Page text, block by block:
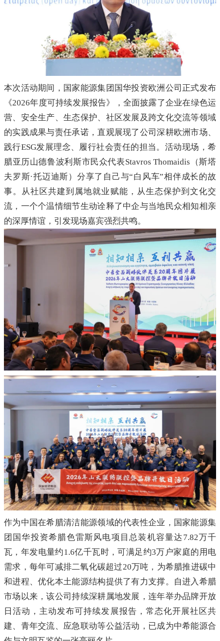
本次活动期间，国家能源集团国华投资欧洲公司正式发布
《2026年度可持续发展报告》，全面披露了企业在绿色运
营、安全生产、生态保护、社区发展及跨文化交流等领域
的实践成果与责任承诺，直观展现了公司深耕欧洲市场、
践行ESG发展理念、履行社会责任的担当。活动现场，希
腊亚历山德鲁波利斯市民众代表Stavros Thomaidis（斯塔
夫罗斯·托迈迪斯）分享了自己与“白风车”相伴成长的故
事。从社区共建到属地就业赋能，从生态保护到文化交
流，一个个温情细节生动诠释了中企与当地民众相知相亲
的深厚情谊，引发现场嘉宾强烈共鸣。
作为中国在希腊清洁能源领域的代表性企业，国家能源集
团国华投资希腊色雷斯风电项目总装机容量达7.82万千
瓦，年发电量约1.6亿千瓦时，可满足约3万户家庭的用电
需求，每年可减排二氧化碳超过20万吨，为希腊推进碳中
和进程、优化本土能源结构提供了有力支撑。自进入希腊
市场以来，该公司持续深耕属地发展，连年举办品牌开放
日活动，主动发布可持续发展报告，常态化开展社区共
建、青年交流、应急联动等公益活动，已成为中希能源合